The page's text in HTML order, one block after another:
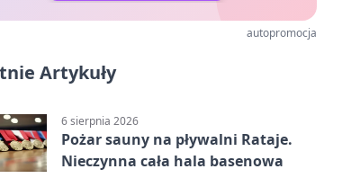
autopromocja
Artykuły
6 sierpnia 2026
Pożar sauny na pływalni Rataje.
Nieczynna cała hala basenowa